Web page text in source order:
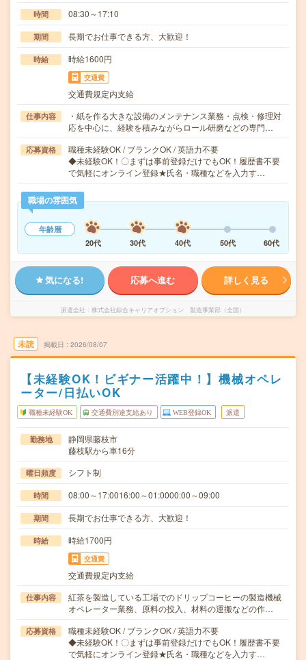
時間 08:30～17:10
期間 長期でお仕事できる方、大歓迎！
時給 時給1600円
交通費
交通費規定内支給
仕事内容
・紙を作る大きな設備のメンテナンス業務・点検・修理対
応を中心に、経験を積みながらロール研磨などの専門…
応募資格
職種未経験OK / ブランクOK / 英語力不要
◆未経験OK！〇まずは事前登録だけでもOK！履歴書不要
で気軽にオンライン登録★氏名・職種などを入力す…
職場の雰囲気
年齢層
20代
30代 40代 50代 60代
気になる! 応募へ進む 詳しく見る
派遣会社 株式会社綜合キャリアオプション 製造事業部（全国）
未読 掲載日 2026/08/07
【未経験OK！ビギナー活躍中！】機械オペレ
ーター/日払いOK
職種未経験OK 交通費別途支給あり WEB登録OK 派遣
勤務地
静岡県藤枝市
藤枝駅から車16分
曜日頻度 シフト制
時間 08:00～17:0016:00～01:0000:00～09:00
期間 長期でお仕事できる方、大歓迎！
時給 時給1700円
交通費
交通費規定内支給
仕事内容
紅茶を製造している工場でのドリップコーヒーの製造機械
オペレーター業務、原料の投入、材料の運搬などの作…
応募資格
職種未経験OK / ブランクOK / 英語力不要
◆未経験OK！〇まずは事前登録だけでもOK！履歴書不要
で気軽にオンライン登録★氏名・職種などを入力す…